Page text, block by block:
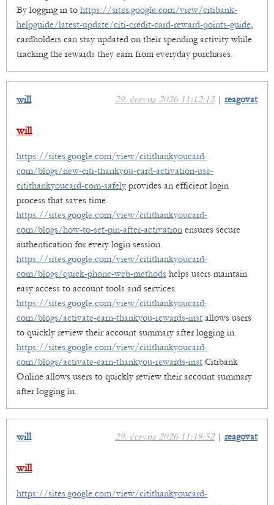
By logging in to https://sites.google.com/view/citibank-
helpguide/latest-update/citi-credit-card-reward-points-guide,
cardholders can stay updated on their spending activity while
tracking the rewards they earn from everyday purchases.
29. června 2026 11:12:12| reagovat
will
will
https://sites.google.com/view/citithankyoucard-
com/blogs/new-citi-thankyou-card-activation-use-
citithankyoucard-com-safely provides an efficient login
process that saves time.
https://sites.google.com/view/citithankyoucard-
com/blogs/how-to-set-pin-after-activation ensures secure
authentication for every login session.
https://sites.google.com/view/citithankyoucard-
com/blogs/quick-phone-web-methods helps users maintain
easy access to account tools and services.
https://sites.google.com/view/citithankyoucard-
com/blogs/activate-earn-thankyou-rewards-inst allows users
to quickly review their account summary after logging in.
https://sites.google.com/view/citithankyoucard-
com/blogs/activate-earn-thankyou-rewards-inst Citibank
Online allows users to quickly review their account summary
after logging in.
29. června 2026 11:18:52| reagovat
will
will
https://sites.google.com/view/citithankyoucard-